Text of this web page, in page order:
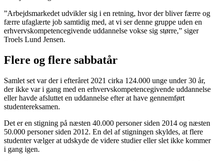
”Arbejdsmarkedet udvikler sig i en retning, hvor der bliver færre og
færre ufaglærte job samtidig med, at vi ser denne gruppe uden en
erhvervskompetencegivende uddannelse vokse sig større,” siger
Troels Lund Jensen.
Flere og flere sabbatår
Samlet set var der i efteråret 2021 cirka 124.000 unge under 30 år,
der ikke var i gang med en erhvervskompetencegivende uddannelse
eller havde afsluttet en uddannelse efter at have gennemført
studentereksamen.
Det er en stigning på næsten 40.000 personer siden 2014 og næsten
50.000 personer siden 2012. En del af stigningen skyldes, at flere
studenter vælger at udskyde de videre studier eller slet ikke kommer
i gang igen.